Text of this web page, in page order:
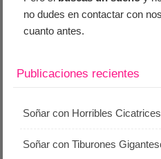
no dudes en contactar con
cuanto antes.
Publicaciones recientes
Soñar con Horribles Cicatrices
Soñar con Tiburones